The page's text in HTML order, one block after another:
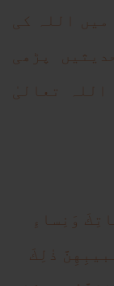
اللہ کی
پڑھی
تعالیٰ
وَنِساءِ
ذ‌ٰلِكَ